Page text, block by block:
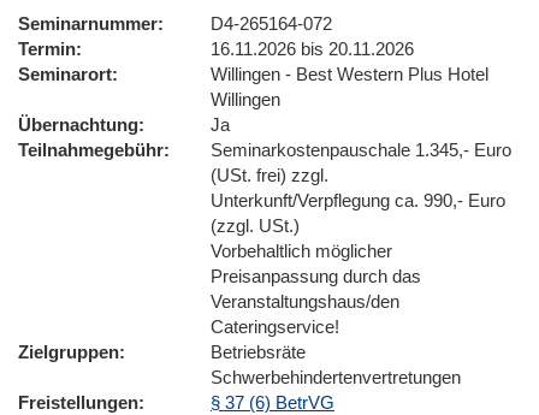
Seminarnummer
D4-265164-072
Termin
16.11.2026 bis 20.11.2026
Seminarort
Willingen - Best Western Plus Hotel
Willingen
Übernachtung
Ja
Teilnahmegebühr
Seminarkostenpauschale 1.345,- Euro
(USt. frei) zzgl.
Unterkunft/Verpflegung ca. 990,- Euro
(zzgl. USt.)
Vorbehaltlich möglicher
Preisanpassung durch das
Veranstaltungshaus/den
Cateringservice!
Zielgruppen
Betriebsräte
Schwerbehindertenvertretungen
Freistellungen
§ 37 (6) BetrVG